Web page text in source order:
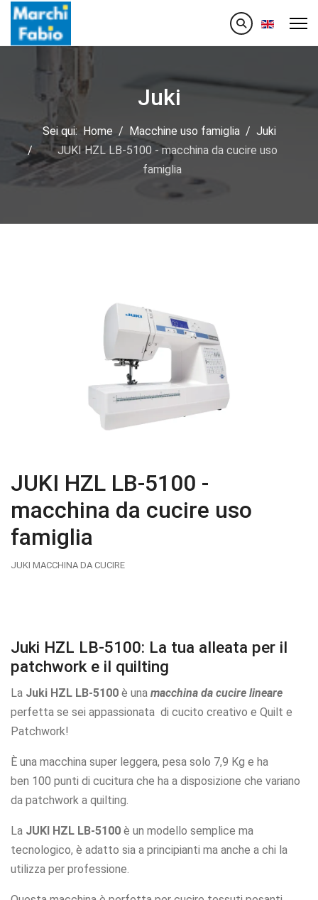
Seleziona
Juki
Sei qui: Home Macchine uso famiglia
Juki
JUKI HZL LB-5100 - macchina da cucire uso
famiglia
JUKI HZL LB-5100 -
macchina da cucire uso
famiglia
JUKI MACCHINA DA CUCIRE
Juki HZL LB-5100: La tua alleata per il
patchwork e il quilting
La Juki HZL LB-5100 è una macchina da cucire lineare
perfetta se sei appassionata di cucito creativo e Quilt e
Patchwork!
È una macchina super leggera, pesa solo 7,9 Kg e ha
ben 100 punti di cucitura che ha a disposizione che variano
da patchwork a quilting.
La JUKI HZL LB-5100 è un modello semplice ma
tecnologico, è adatto sia a principianti ma anche a chi la
utilizza per professione.